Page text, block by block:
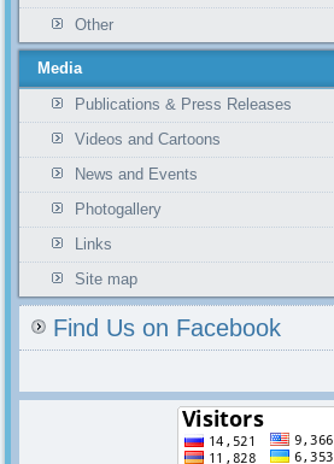
Other
Media
Publications & Press Releases
Videos and Cartoons
News and Events
Photogallery
Links
Site map
Find Us on Facebook